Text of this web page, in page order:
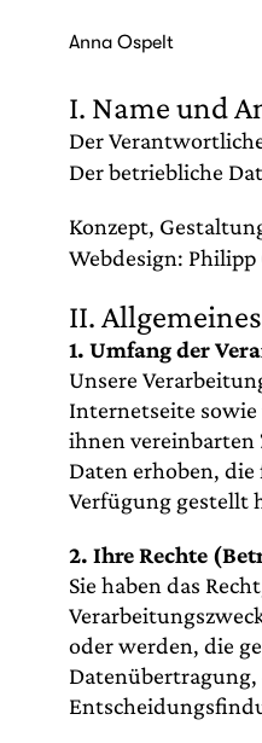
Anna Ospelt
I. Name und
Der
Der betriebliche
Konzept,
Webdesign:
II.
1. Umfang der
Unsere
Internetseite
ihnen vereinbarten
Daten erhoben,
Verfügung gestellt
2. Ihre Rechte
Sie haben das
oder werden, die